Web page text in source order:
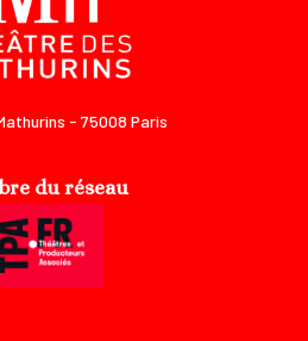
- 75008 Paris
du réseau